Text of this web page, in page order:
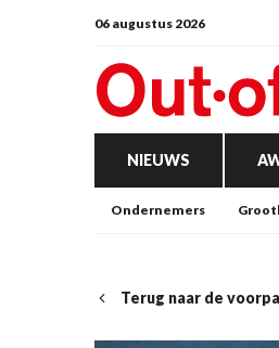
06 augustus 2026
NIEUWS
Ondernemers
Terug naar de